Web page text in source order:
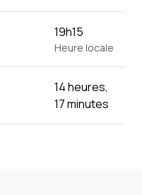
19h15
Heure locale
14 heures,
17 minutes